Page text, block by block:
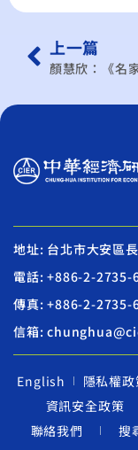
上一篇
地址: 台北市大安區
電話: +886-2-2735-
傳真: +886-2-2735-
信箱:
English
隱私權政
資訊安全政策
聯絡我們
搜